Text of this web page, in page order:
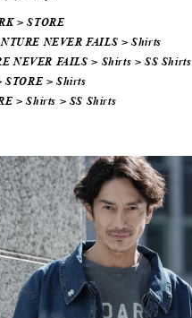
>STORE
NEVER FAILS >Shirts
NEVER FAILS >Shirts >SS Shirts
STORE >Shirts
>Shirts >SS Shirts